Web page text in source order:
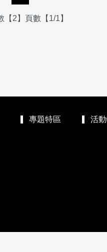
【2】頁數【1/1】
專題特區 活